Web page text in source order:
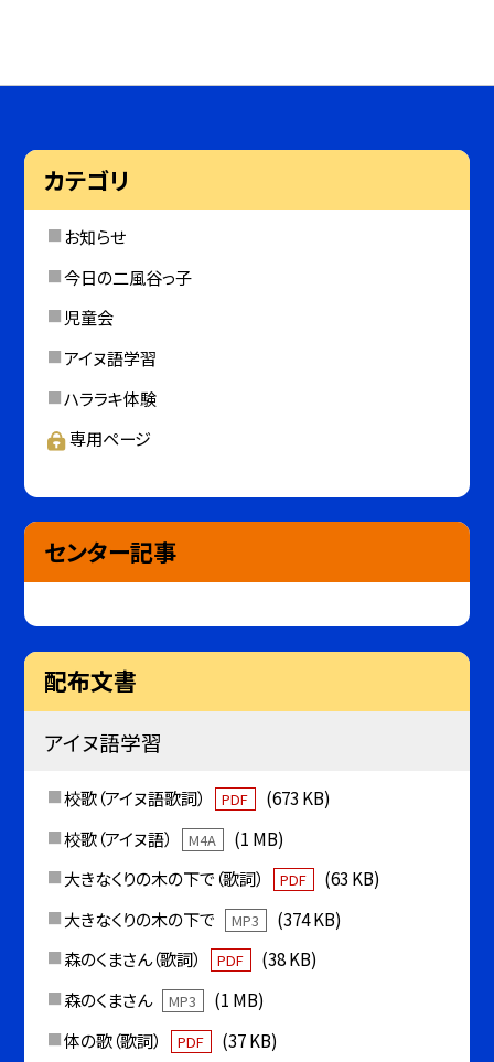
カテゴリ
お知らせ
今日の二風谷っ子
児童会
アイヌ語学習
ハララキ体験
専用ページ
センター記事
配布文書
アイヌ語学習
校歌（アイヌ語歌詞） PDF
(673 KB)
校歌（アイヌ語）
M4A
(1 MB)
大きなくりの木の下で（歌詞）
PDF
(63 KB)
大きなくりの木の下で
MP3
(374 KB)
森のくまさん（歌詞）
PDF
(38 KB)
森のくまさん
MP3
(1 MB)
体の歌（歌詞）
PDF
(37 KB)